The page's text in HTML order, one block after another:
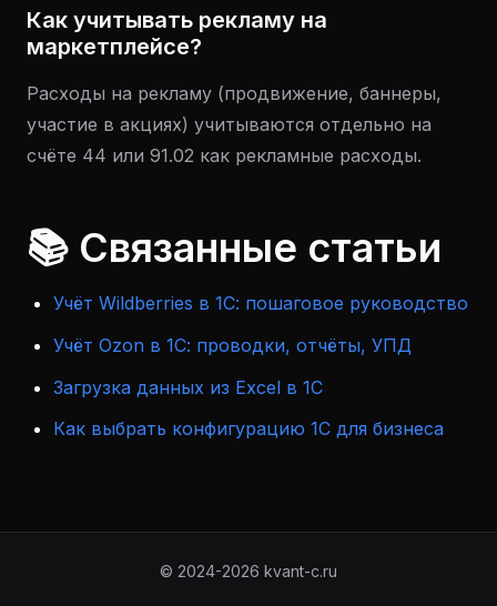
Как учитывать рекламу на
маркетплейсе?
Расходы на рекламу (продвижение, баннеры,
участие в акциях) учитываются отдельно на
счёте 44 или 91.02 как рекламные расходы.
📚 Связанные статьи
Учёт Wildberries в 1С: пошаговое руководство
Учёт Ozon в 1С: проводки, отчёты, УПД
Загрузка данных из Excel в 1С
Как выбрать конфигурацию 1С для бизнеса
© 2024-2026 kvant-c.ru